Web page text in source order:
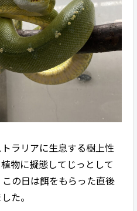
ラリアに生息する樹上性
物に擬態してじっとして
の日は餌をもらった直後
た。